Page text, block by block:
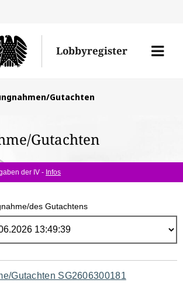
Lobbyregister
Menü
Gutachten
Gutachten
der IV - Infos
des Gutachtens
Gutachten SG2606300181